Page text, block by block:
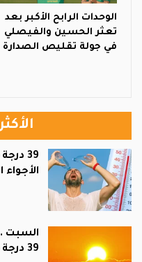
الوحدات الرابح الأكبر بعد
تعثر الحسين والفيصلي
في جولة تقليص الصدارة
39
الأجواء
السبت
39 درجة مئوية